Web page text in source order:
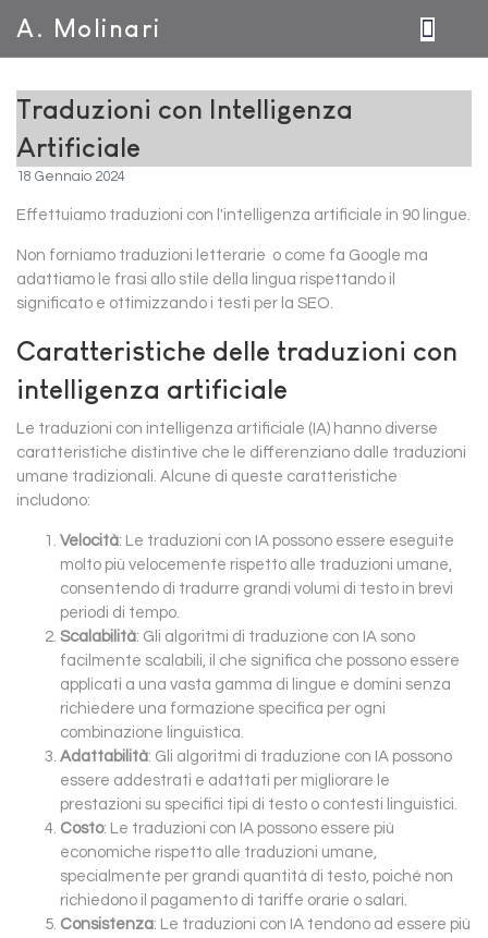
A. Molinari
Traduzioni con Intelligenza
Artificiale
18 Gennaio 2024
Effettuiamo traduzioni con l'intelligenza artificiale in 90 lingue.
Non forniamo traduzioni letterarie o come fa Google ma
adattiamo le frasi allo stile della lingua rispettando il
significato e ottimizzando i testi per la SEO.
Caratteristiche delle traduzioni con
intelligenza artificiale
Le traduzioni con intelligenza artificiale (IA) hanno diverse
caratteristiche distintive che le differenziano dalle traduzioni
umane tradizionali. Alcune di queste caratteristiche
includono:
Velocità: Le traduzioni con IA possono essere eseguite
molto più velocemente rispetto alle traduzioni umane,
consentendo di tradurre grandi volumi di testo in brevi
periodi di tempo.
Scalabilità: Gli algoritmi di traduzione con IA sono
facilmente scalabili, il che significa che possono essere
applicati a una vasta gamma di lingue e domini senza
richiedere una formazione specifica per ogni
combinazione linguistica.
Adattabilità: Gli algoritmi di traduzione con IA possono
essere addestrati e adattati per migliorare le
prestazioni su specifici tipi di testo o contesti linguistici.
Costo: Le traduzioni con IA possono essere più
economiche rispetto alle traduzioni umane,
specialmente per grandi quantità di testo, poiché non
richiedono il pagamento di tariffe orarie o salari.
Consistenza: Le traduzioni con IA tendono ad essere più